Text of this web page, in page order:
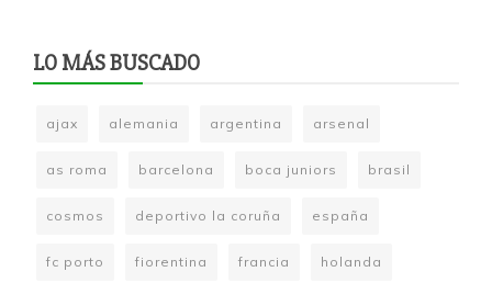
LO MÁS BUSCADO
ajax alemania argentina arsenal
as roma barcelona boca juniors brasil
cosmos deportivo la coruña españa
fc porto fiorentina francia holanda